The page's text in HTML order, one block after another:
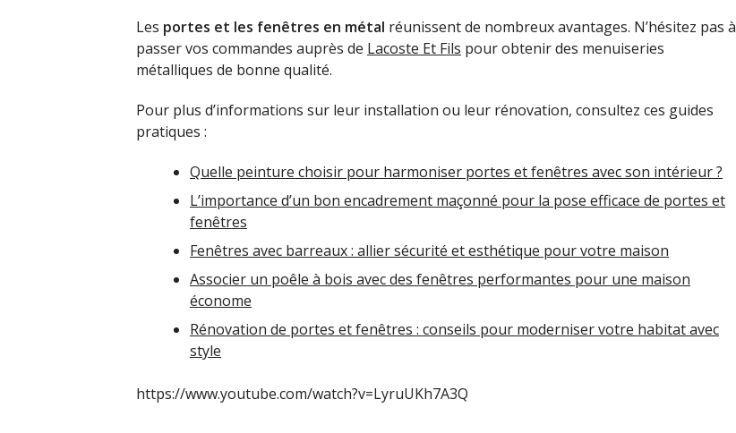
Les portes et les fenêtres en métal réunissent de nombreux avantages. N’hésitez pas à
passer vos commandes auprès de Lacoste Et Fils pour obtenir des menuiseries
métalliques de bonne qualité.
Pour plus d’informations sur leur installation ou leur rénovation, consultez ces guides
pratiques :
Quelle peinture choisir pour harmoniser portes et fenêtres avec son intérieur ?
L’importance d’un bon encadrement maçonné pour la pose efficace de portes et
fenêtres
Fenêtres avec barreaux : allier sécurité et esthétique pour votre maison
Associer un poêle à bois avec des fenêtres performantes pour une maison
économe
Rénovation de portes et fenêtres : conseils pour moderniser votre habitat avec
style
https://www.youtube.com/watch?v=LyruUKh7A3Q